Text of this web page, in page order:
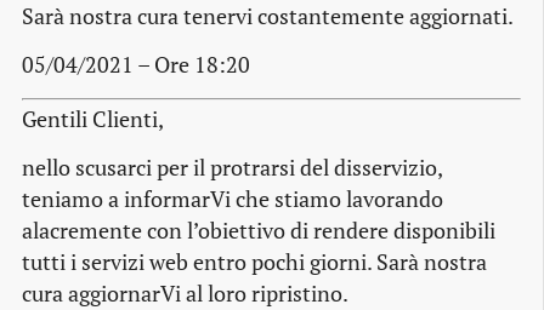
Sarà nostra cura tenervi costantemente aggiornati.
05/04/2021 – Ore 18:20
Gentili Clienti,
nello scusarci per il protrarsi del disservizio,
teniamo a informarVi che stiamo lavorando
alacremente con l’obiettivo di rendere disponibili
tutti i servizi web entro pochi giorni. Sarà nostra
cura aggiornarVi al loro ripristino.